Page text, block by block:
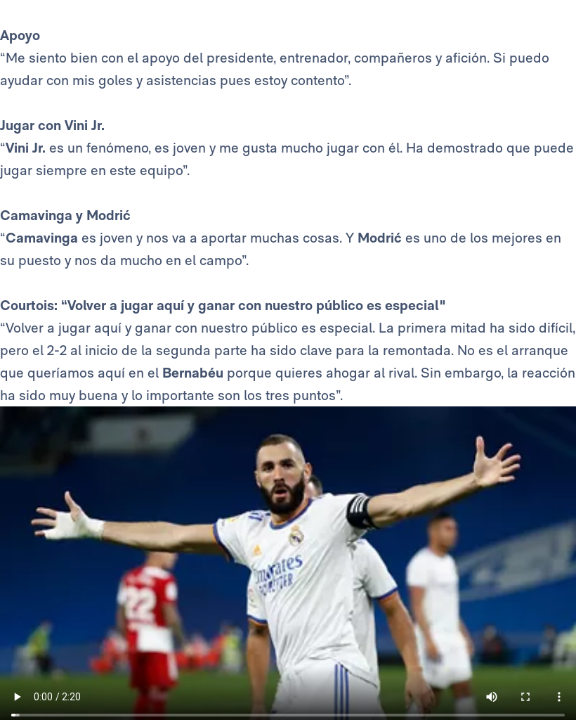
Apoyo
“Me siento bien con el apoyo del presidente, entrenador, compañeros y afición. Si puedo
ayudar con mis goles y asistencias pues estoy contento”.
Jugar con Vini Jr.
“Vini Jr. es un fenómeno, es joven y me gusta mucho jugar con él. Ha demostrado que puede
jugar siempre en este equipo”.
Camavinga y Modrić
“Camavinga es joven y nos va a aportar muchas cosas. Y Modrić es uno de los mejores en
su puesto y nos da mucho en el campo”.
Courtois: “Volver a jugar aquí y ganar con nuestro público es especial"
“Volver a jugar aquí y ganar con nuestro público es especial. La primera mitad ha sido difícil,
pero el 2-2 al inicio de la segunda parte ha sido clave para la remontada. No es el arranque
que queríamos aquí en el Bernabéu porque quieres ahogar al rival. Sin embargo, la reacción
ha sido muy buena y lo importante son los tres puntos”.